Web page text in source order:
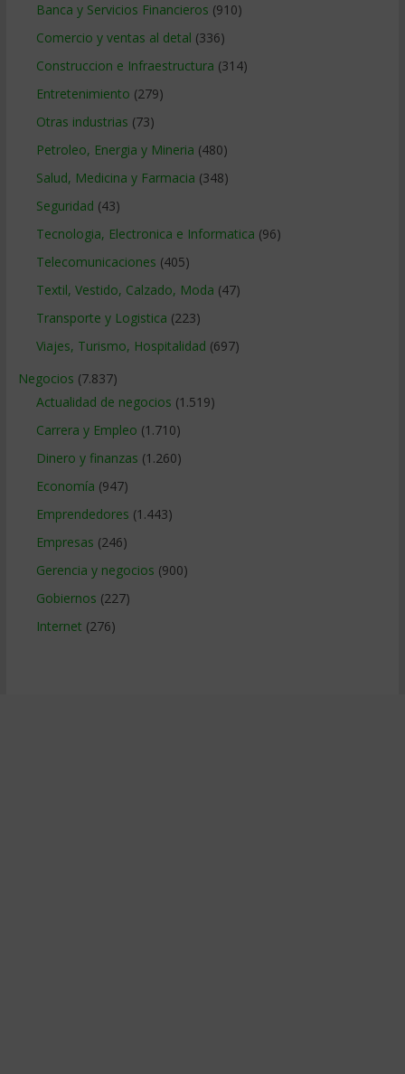
Banca y Servicios Financieros (910)
Comercio y ventas al detal (336)
Construccion e Infraestructura (314)
Entretenimiento (279)
Otras industrias (73)
Petroleo, Energia y Mineria (480)
Salud, Medicina y Farmacia (348)
Seguridad (43)
Tecnologia, Electronica e Informatica (96)
Telecomunicaciones (405)
Textil, Vestido, Calzado, Moda (47)
Transporte y Logistica (223)
Viajes, Turismo, Hospitalidad (697)
Negocios (7.837)
Actualidad de negocios (1.519)
Carrera y Empleo (1.710)
Dinero y finanzas (1.260)
Economía (947)
Emprendedores (1.443)
Empresas (246)
Gerencia y negocios (900)
Gobiernos (227)
Internet (276)